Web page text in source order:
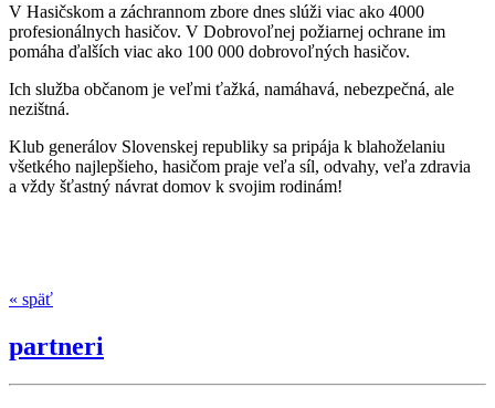
V Hasičskom a záchrannom zbore dnes slúži viac ako 4000
profesionálnych hasičov. V Dobrovoľnej požiarnej ochrane im
pomáha ďalších viac ako 100 000 dobrovoľných hasičov.
Ich služba občanom je veľmi ťažká, namáhavá, nebezpečná, ale
nezištná.
Klub generálov Slovenskej republiky sa pripája k blahoželaniu
všetkého najlepšieho, hasičom praje veľa síl, odvahy, veľa zdravia
a vždy šťastný návrat domov k svojim rodinám!
« späť
partneri